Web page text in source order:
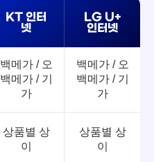
KT 인터
넷
LG U+
인터넷
백메가 / 오
백메가 / 기
가
백메가 / 오
백메가 / 기
가
상품별 상
이
상품별 상
이